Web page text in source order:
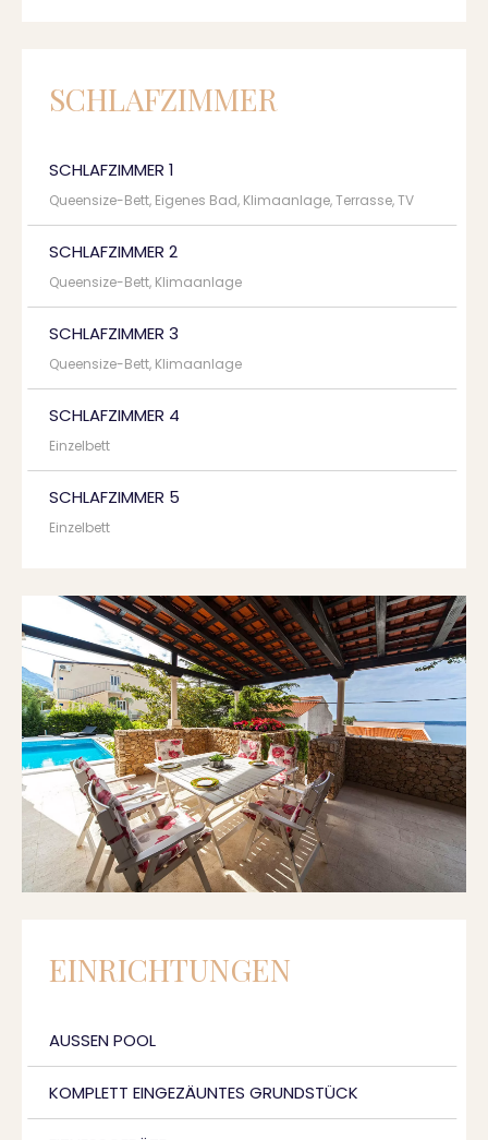
SCHLAFZIMMER
SCHLAFZIMMER 1
Queensize-Bett, Eigenes Bad, Klimaanlage, Terrasse, TV
SCHLAFZIMMER 2
Queensize-Bett, Klimaanlage
SCHLAFZIMMER 3
Queensize-Bett, Klimaanlage
SCHLAFZIMMER 4
Einzelbett
SCHLAFZIMMER 5
Einzelbett
EINRICHTUNGEN
AUSSEN POOL
KOMPLETT EINGEZÄUNTES GRUNDSTÜCK